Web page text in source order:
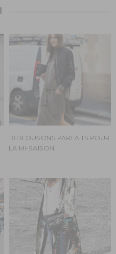
18 BLOUSONS PARFAITS POUR
LA MI-SAISON